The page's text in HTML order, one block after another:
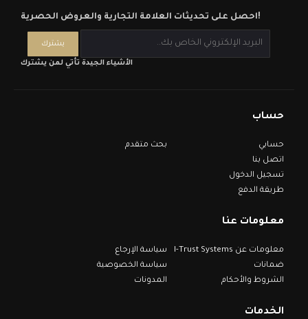
احصل على تحديثات العلامة التجارية والعروض الحصرية!
الأشياء الجيدة تأتي لمن يشترك
حساب
حسابي
اتصل بنا
تسجيل الدخول
طريقة الدفع
بحث متقدم
معلومات عنا
معلومات عن I-Trust Systems
ضمانات
الشروط والأحكام
سياسة الإرجاع
سياسة الخصوصية
المدونات
الخدمات